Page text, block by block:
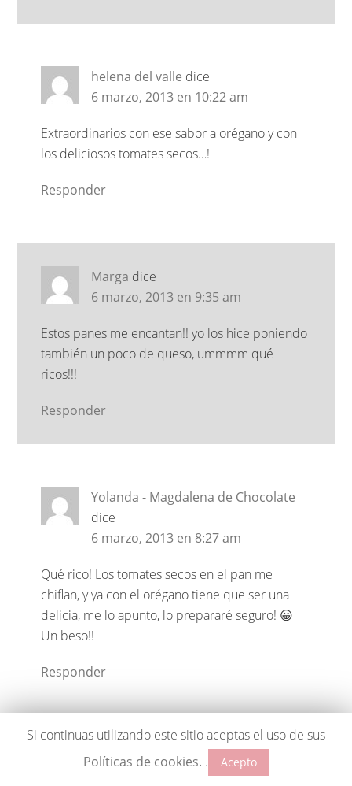
helena del valle dice
6 marzo, 2013 en 10:22 am
Extraordinarios con ese sabor a orégano y con
los deliciosos tomates secos…!
Responder
Marga dice
6 marzo, 2013 en 9:35 am
Estos panes me encantan!! yo los hice poniendo
también un poco de queso, ummmm qué
ricos!!!
Responder
Yolanda - Magdalena de Chocolate
dice
6 marzo, 2013 en 8:27 am
Qué rico! Los tomates secos en el pan me
chiflan, y ya con el orégano tiene que ser una
delicia, me lo apunto, lo prepararé seguro! 😀
Un beso!!
Responder
Carmen Quintano
dice
6 marzo, 2013 en 7:39 am
Si continuas utilizando este sitio aceptas el uso de sus
Políticas de cookies. . Acepto